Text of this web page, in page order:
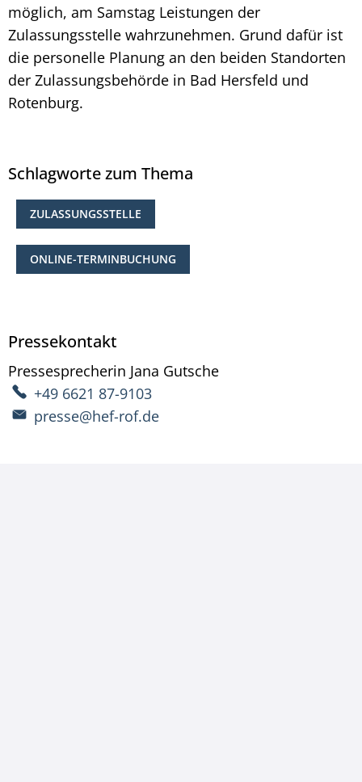
möglich, am Samstag Leistungen der
Zulassungsstelle wahrzunehmen. Grund dafür ist
die personelle Planung an den beiden Standorten
der Zulassungsbehörde in Bad Hersfeld und
Rotenburg.
Schlagworte zum Thema
ZULASSUNGSSTELLE
ONLINE-TERMINBUCHUNG
Pressekontakt
Pressesprecherin Jana Gutsche
+49 6621 87-9103
presse@hef-rof.de